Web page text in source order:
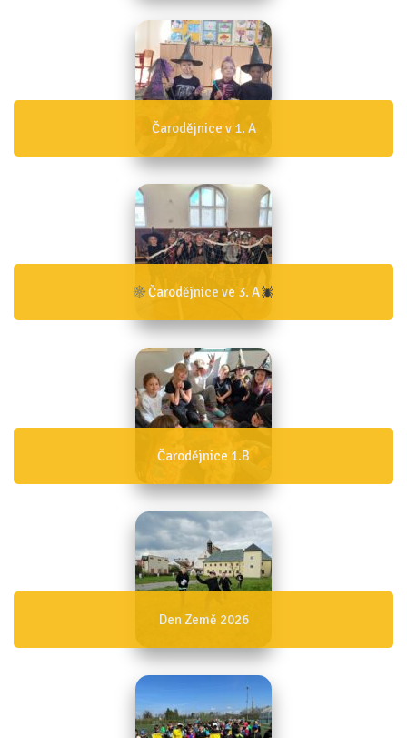
Čarodějnice v 1. A
Čarodějnice ve 3. A
Čarodějnice 1.B
Den Země 2026